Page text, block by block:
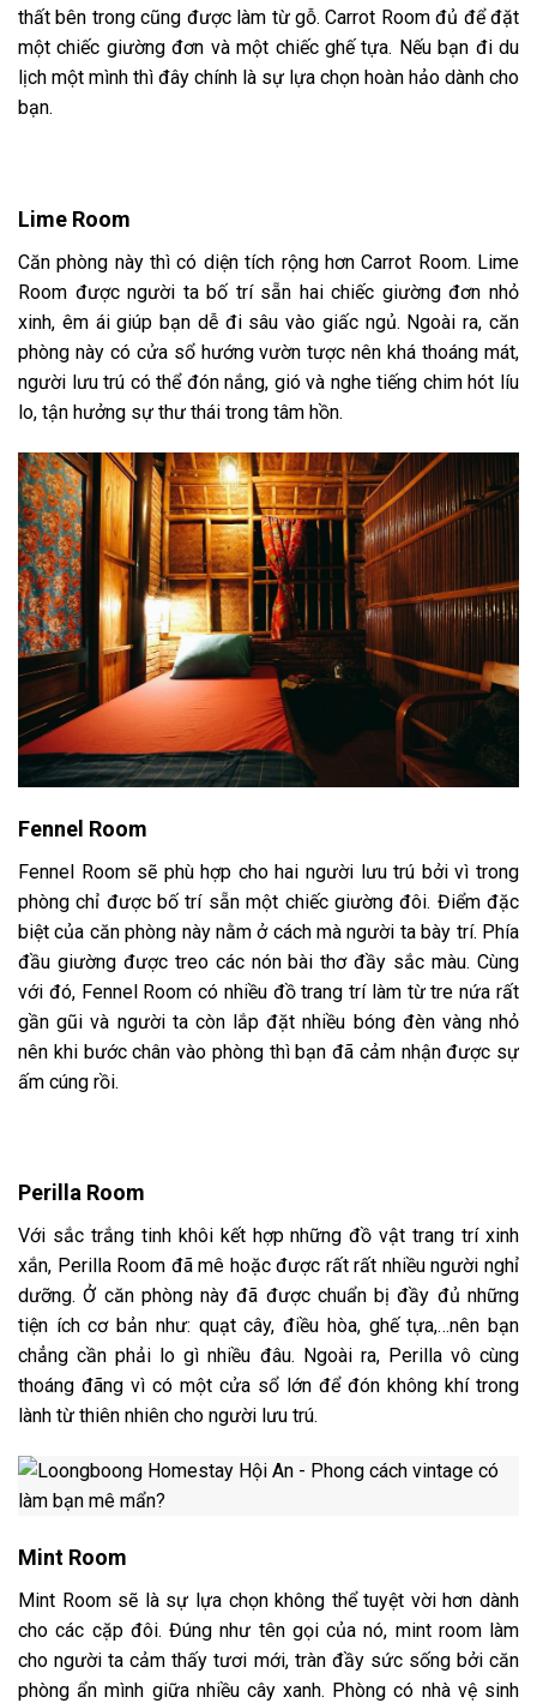
thất bên trong cũng được làm từ gỗ. Carrot Room đủ để đặt
một chiếc giường đơn và một chiếc ghế tựa. Nếu bạn đi du
lịch một mình thì đây chính là sự lựa chọn hoàn hảo dành cho
bạn.
Lime Room
Căn phòng này thì có diện tích rộng hơn Carrot Room. Lime
Room được người ta bố trí sẵn hai chiếc giường đơn nhỏ
xinh, êm ái giúp bạn dễ đi sâu vào giấc ngủ. Ngoài ra, căn
phòng này có cửa sổ hướng vườn tược nên khá thoáng mát,
người lưu trú có thể đón nắng, gió và nghe tiếng chim hót líu
lo, tận hưởng sự thư thái trong tâm hồn.
Fennel Room
Fennel Room sẽ phù hợp cho hai người lưu trú bởi vì trong
phòng chỉ được bố trí sẵn một chiếc giường đôi. Điểm đặc
biệt của căn phòng này nằm ở cách mà người ta bày trí. Phía
đầu giường được treo các nón bài thơ đầy sắc màu. Cùng
với đó, Fennel Room có nhiều đồ trang trí làm từ tre nứa rất
gần gũi và người ta còn lắp đặt nhiều bóng đèn vàng nhỏ
nên khi bước chân vào phòng thì bạn đã cảm nhận được sự
ấm cúng rồi.
Perilla Room
Với sắc trắng tinh khôi kết hợp những đồ vật trang trí xinh
xắn, Perilla Room đã mê hoặc được rất rất nhiều người nghỉ
dưỡng. Ở căn phòng này đã được chuẩn bị đầy đủ những
tiện ích cơ bản như: quạt cây, điều hòa, ghế tựa,…nên bạn
chẳng cần phải lo gì nhiều đâu. Ngoài ra, Perilla vô cùng
thoáng đãng vì có một cửa sổ lớn để đón không khí trong
lành từ thiên nhiên cho người lưu trú.
Mint Room
Mint Room sẽ là sự lựa chọn không thể tuyệt vời hơn dành
cho các cặp đôi. Đúng như tên gọi của nó, mint room làm
cho người ta cảm thấy tươi mới, tràn đầy sức sống bởi căn
phòng ẩn mình giữa nhiều cây xanh. Phòng có nhà vệ sinh